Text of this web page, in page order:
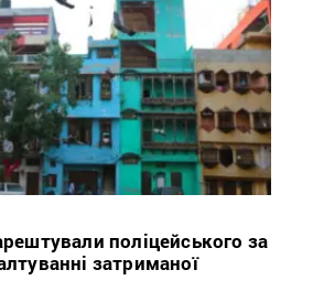
поліцейського за
затриманої